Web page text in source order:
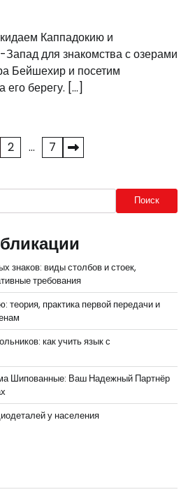
Каппадокию и
для знакомства с озерами
Бейшехир и посетим
его берегу. […]
2 … 7
Поиск
знаков: виды столбов и стоек,
требования
теория, практика первой передачи и
как учить язык с
Шипованные: Ваш Надежный Партнёр
у населения